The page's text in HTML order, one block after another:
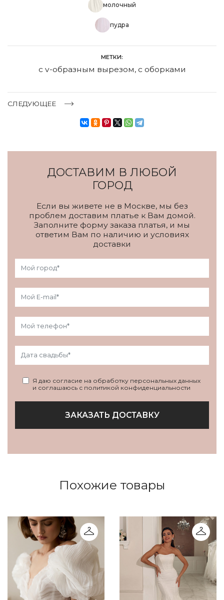
молочный
пудра
МЕТКИ:
с v-образным вырезом, с оборками
СЛЕДУЮЩЕЕ
ДОСТАВИМ В ЛЮБОЙ
ГОРОД
Если вы живете не в Москве, мы без
проблем доставим платье к Вам домой.
Заполните форму заказа платья, и мы
ответим Вам по наличию и условиях
доставки
Я даю согласие на обработку персональных данных
и соглашаюсь с политикой конфиденциальности
ЗАКАЗАТЬ ДОСТАВКУ
Похожие товары